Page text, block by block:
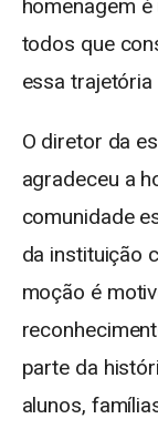
homenagem
todos que
essa trajetória
O diretor da
agradeceu a
comunidade
da instituição
moção é
parte da
alunos,